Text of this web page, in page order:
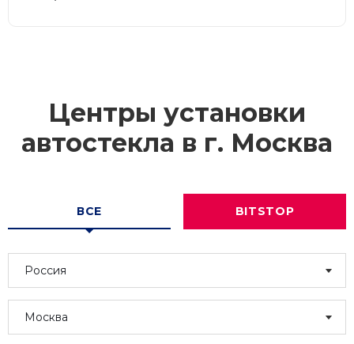
Центры установки
автостекла в г. Москва
ВСЕ BITSTOP
Россия
Москва